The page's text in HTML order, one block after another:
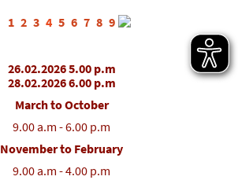
1 2 3 4 5 6 7 8 9
26.02.2026 5.00 p.m
28.02.2026 6.00 p.m
March to October
9.00 a.m - 6.00 p.m
November to February
9.00 a.m - 4.00 p.m